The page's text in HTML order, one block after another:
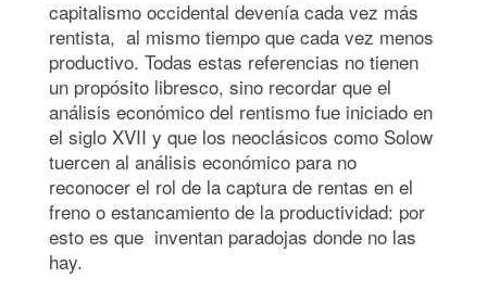
capitalismo occidental devenía cada vez más
rentista, al mismo tiempo que cada vez menos
productivo. Todas estas referencias no tienen
un propósito libresco, sino recordar que el
análisis económico del rentismo fue iniciado en
el siglo XVII y que los neoclásicos como Solow
tuercen al análisis económico para no
reconocer el rol de la captura de rentas en el
freno o estancamiento de la productividad: por
esto es que inventan paradojas donde no las
hay.